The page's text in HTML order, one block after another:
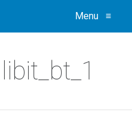
Menu ≡